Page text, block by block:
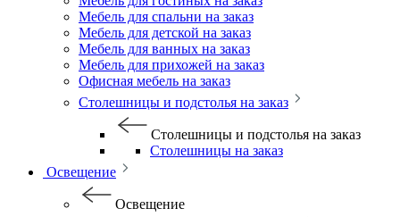
Мебель для спальни на заказ
Мебель для детской на заказ
Мебель для ванных на заказ
Мебель для прихожей на заказ
Офисная мебель на заказ
Столешницы и подстолья на заказ
Столешницы и подстолья на заказ
Столешницы на заказ
Освещение
Освещение